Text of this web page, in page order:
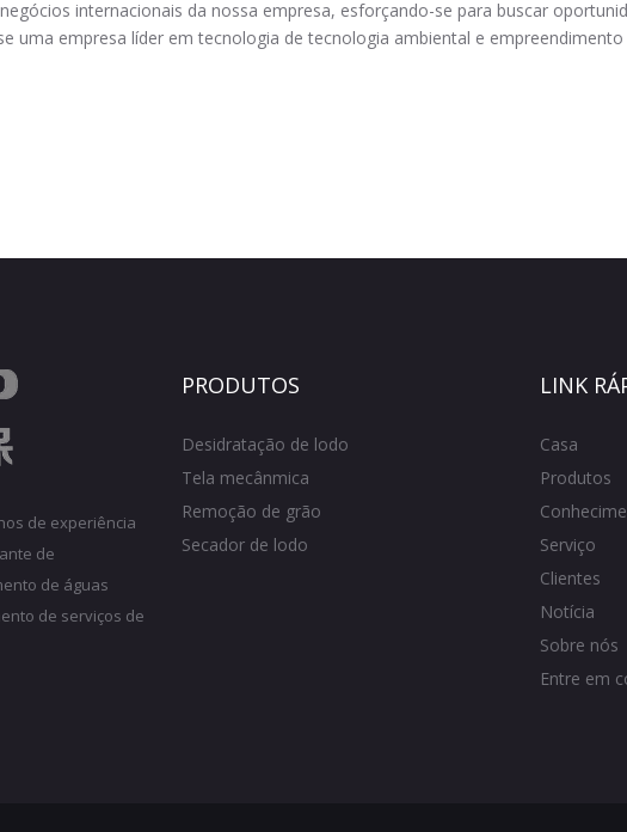
internacionais da nossa empresa, esforçando-se para buscar
uma empresa líder em tecnologia de tecnologia ambiental e empreendimento
de experiência
de
de águas
de serviços de
PRODUTOS
Desidratação de lodo
Tela mecânmica
Remoção de grão
Secador de lodo
LINK
Casa
Produtos
Serviço
Clientes
Notícia
Sobre nós
Entre em